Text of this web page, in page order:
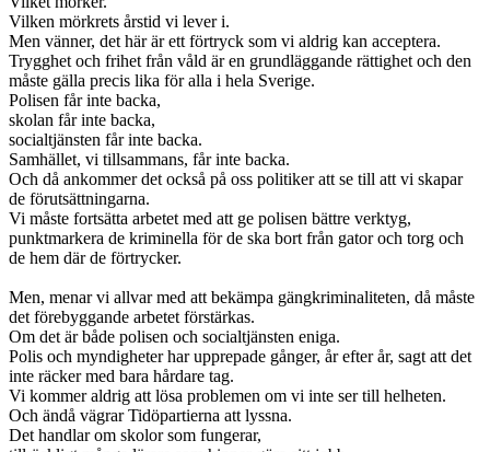
Vilken mörkrets årstid vi lever i.
Men vänner, det här är ett förtryck som vi aldrig kan acceptera.
Trygghet och frihet från våld är en grundläggande rättighet och den
måste gälla precis lika för alla i hela Sverige.
Polisen får inte backa,
skolan får inte backa,
socialtjänsten får inte backa.
Samhället, vi tillsammans, får inte backa.
Och då ankommer det också på oss politiker att se till att vi skapar
de förutsättningarna.
Vi måste fortsätta arbetet med att ge polisen bättre verktyg,
punktmarkera de kriminella för de ska bort från gator och torg och
de hem där de förtrycker.
Men, menar vi allvar med att bekämpa gängkriminaliteten, då måste
det förebyggande arbetet förstärkas.
Om det är både polisen och socialtjänsten eniga.
Polis och myndigheter har upprepade gånger, år efter år, sagt att det
inte räcker med bara hårdare tag.
Vi kommer aldrig att lösa problemen om vi inte ser till helheten.
Och ändå vägrar Tidöpartierna att lyssna.
Det handlar om skolor som fungerar,